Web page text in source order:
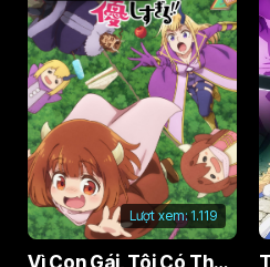
Lượt xem: 1.119
Vì Con Gái, Tôi Có Thể Đánh Bại Cả Ma Vương